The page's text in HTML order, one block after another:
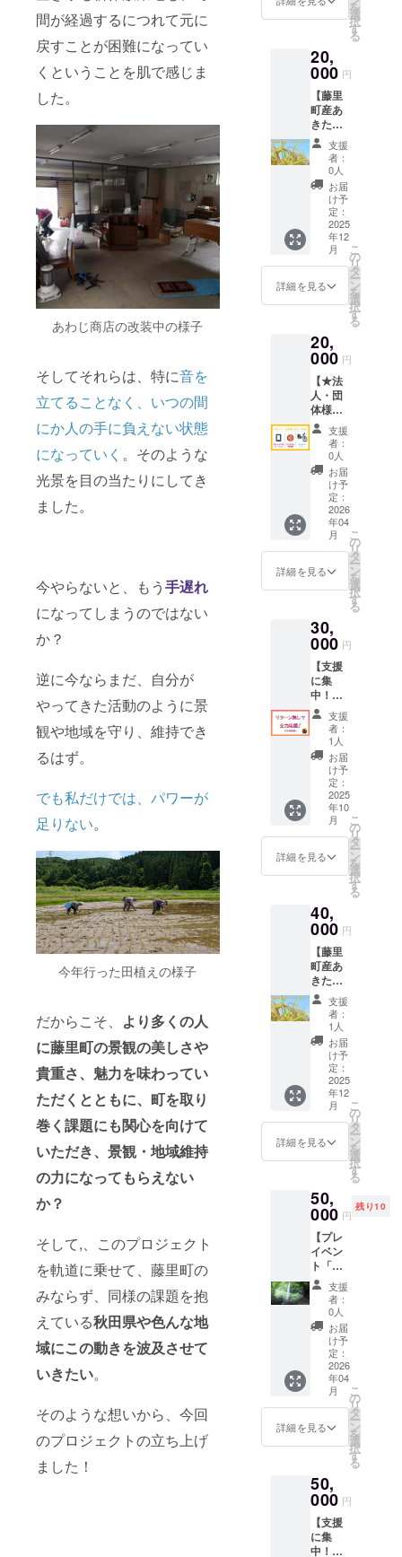
間が経過するにつれて元に
戻すことが困難になってい
くということを肌で感じま
した。
あわじ商店の改装中の様子
そしてそれらは、特に音を
立てることなく、いつの間
にか人の手に負えない状態
になっていく 。そのような
光景を目の当たりにしてき
ました。
今やらないと、もう手遅れ
になってしまうのではない
か？
逆に今ならまだ、自分が
やってきた活動のように景
観や地域を守り、維持でき
るはず。
でも私だけでは、パワーが
足りない。
今年行った田植えの様子
だからこそ、 より多くの人
に藤里町の景観の美しさや
貴重さ、魅力を味わってい
ただくとともに、町を取り
巻く課題にも関心を向けて
いただき、景観・地域維持
の力になってもらえない
か？
そして,、このプロジェクト
を軌道に乗せて、藤里町の
みならず、同様の課題を抱
えている秋田県や色んな地
域にこの動きを波及させて
いきたい。
そのような想いから、今回
のプロジェクトの立ち上げ
ました！
徳」で
使用で
転車フ
ルメン
テナン
スクー
ポンを
メール
でお届
け！ ・
有効期
限：
2025年
10月か
ら2026
年3月末
まで
を
選
択
す
る
20,
000 円
【藤里
町産あ
きたこ
まち
(10kg)
】 大好
評の世
界自然
遺産の
白神山
地の水
で育っ
た藤里
産のあ
きたこ
まち
）をお
届け！
※原材料
及び添
加物等
の食品
表示は
お届け
商品の
ラベル
に表記
されま
す。商
品開封
前には
必ずお
届けの
たラベ
ルや注
意書き
をご確
認くだ
さい
支援
者：
0人
お届
け予
定：
2025
年12
月
詳細を見る
こ
の
リ
タ
ー
ン
を
選
択
す
る
20,
000 円
【★法
人・団
体様
★SNS
やツ
アー中
などに
お名前
を記
載！】
法人・
団体様
のお名
前をあ
わじ商
店の
稿の
キャプ
ショ
ン、近
日投稿
開始予
定の
YouTub
e動画の
概要
欄、e-
MTBツ
アー中
などに
掲載さ
せてい
ただき
望のお
名前を
記入お
願いい
たしま
す！ ※
掲載期
間：支
援いた
だいた
日から
ガイド
ツアー
事業開
始から1
年後ま
で
支援
者：
0人
お届
け予
定：
2026
年04
月
詳細を見る
こ
の
リ
タ
ー
ン
を
選
択
す
る
30,
000 円
【支援
に集
中！お
礼の
メッ
セージ
（30,00
0円）】
感謝の
気持ち
を込め
て、お
礼の
メッ
セージ
をお送
す。 リ
ターン
無しで
ガッツ
リ支援
したい
方はこ
ちらか
らお願
いいた
しま
す・・
・！ ※
お礼
メッ
セージ
は5,000
50,000
円のリ
ターン
と同じ
内容に
なりま
す。
支援
者：
1人
お届
け予
定：
2025
年10
月
詳細を見る
こ
の
リ
タ
ー
ン
を
選
択
す
る
40,
000 円
【藤里
町産あ
きたこ
まち
(30kg)
】 大好
評の世
界自然
遺産の
白神山
地の水
で育っ
た藤里
産のあ
きたこ
まち
）をお
届け！
※原材料
及び添
加物等
の食品
表示は
お届け
商品の
ラベル
に表記
されま
す。商
品開封
前には
必ずお
届けの
たラベ
ルや注
意書き
をご確
認くだ
支援
者：
1人
お届
け予
定：
2025
年12
月
詳細を見る
こ
の
リ
タ
ー
ン
を
選
択
す
る
50,
000 円
残り10
【プレ
イベン
ト「の
んびり
藤里一
周紅葉
ライ
ド」ご
待！】
1泊2日
の「の
んびり
藤里一
周紅葉
ライ
ご案
内！温
泉入
浴、夕
食、ゲ
ストハ
支援
者：
0人
お届
け予
定：
2026
年04
月
詳細を見る
こ
の
リ
タ
ー
ン
を
選
択
す
る
50,
000 円
【支援
に集
中！お